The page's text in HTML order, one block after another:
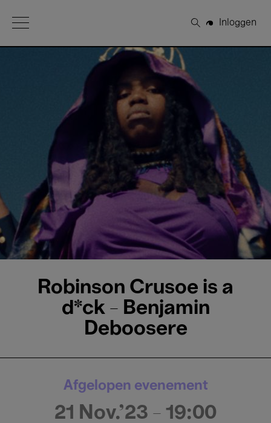
Open Menu
Zoeken
Inloggen
Robinson Crusoe is a
d*ck - Benjamin
Deboosere
Afgelopen evenement
21 Nov.'23 - 19:00